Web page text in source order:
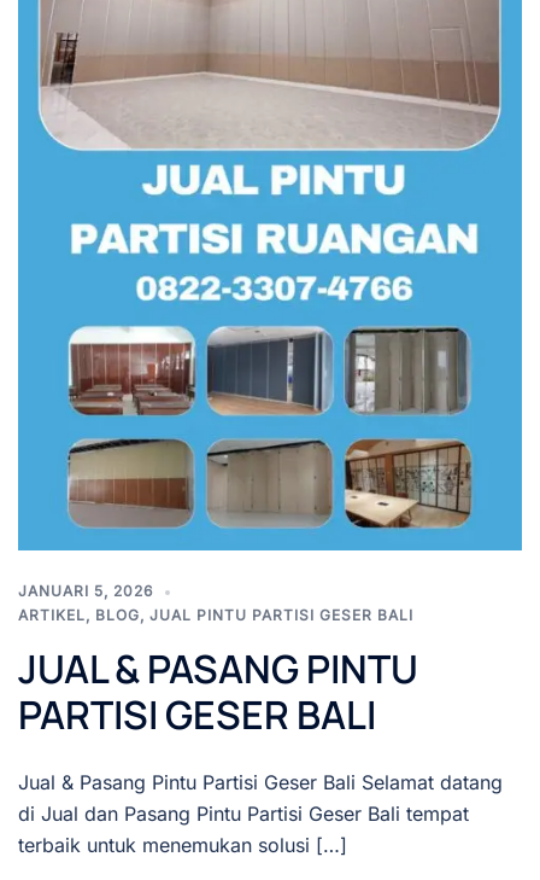
JANUARI 5, 2026
ARTIKEL, BLOG, JUAL PINTU PARTISI GESER BALI
JUAL & PASANG PINTU
PARTISI GESER BALI
Jual & Pasang Pintu Partisi Geser Bali Selamat datang
di Jual dan Pasang Pintu Partisi Geser Bali tempat
terbaik untuk menemukan solusi […]